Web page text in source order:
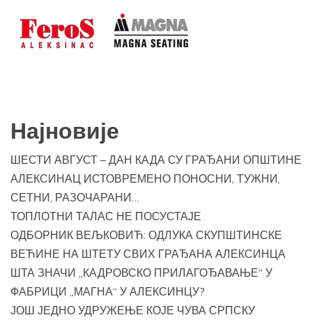
Најновије
ШЕСТИ АВГУСТ – ДАН КАДА СУ ГРАЂАНИ ОПШТИНЕ
АЛЕКСИНАЦ ИСТОВРЕМЕНО ПОНОСНИ, ТУЖНИ,
СЕТНИ, РАЗОЧАРАНИ…
ТОПЛОТНИ ТАЛАС НЕ ПОСУСТАЈЕ
ОДБОРНИК ВЕЉКОВИЋ: ОДЛУКА СКУПШТИНСКЕ
ВЕЋИНЕ НА ШТЕТУ СВИХ ГРАЂАНА АЛЕКСИНЦА
ШТА ЗНАЧИ „КАДРОВСКО ПРИЛАГОЂАВАЊЕ“ У
ФАБРИЦИ „МАГНА“ У АЛЕКСИНЦУ?
ЈОШ ЈЕДНО УДРУЖЕЊЕ КОЈЕ ЧУВА СРПСКУ